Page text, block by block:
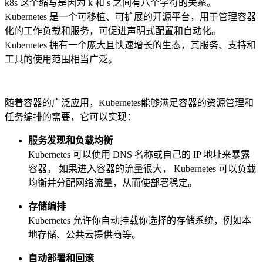
k8s 这个缩写是因为 k 和 s 之间有八个字符的关系。
Kubernetes 是一个可移植、可扩展的开源平台，用于管理容器
化的工作负载和服务，可促进声明式配置和自动化。
Kubernetes 拥有一个庞大且快速增长的生态，其服务、支持和
工具的使用范围相当广泛。
随着容器的广泛应用，Kubernetes能够满足容器的资源管理和
任务编排的需要，它可以实现：
服务发现和负载均衡
Kubernetes 可以使用 DNS 名称或自己的 IP 地址来暴露
容器。 如果进入容器的流量很大， Kubernetes 可以负载
均衡并分配网络流量，从而使部署稳定。
存储编排
Kubernetes 允许你自动挂载你选择的存储系统，例如本
地存储、公共云提供商等。
自动部署和回滚